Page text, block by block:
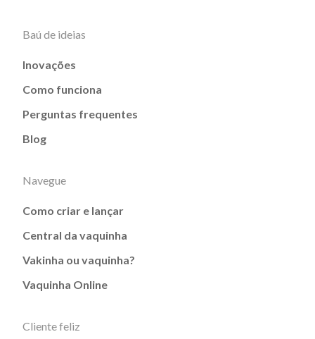
Baú de ideias
Inovações
Como funciona
Perguntas frequentes
Blog
Navegue
Como criar e lançar
Central da vaquinha
Vakinha ou vaquinha?
Vaquinha Online
Cliente feliz